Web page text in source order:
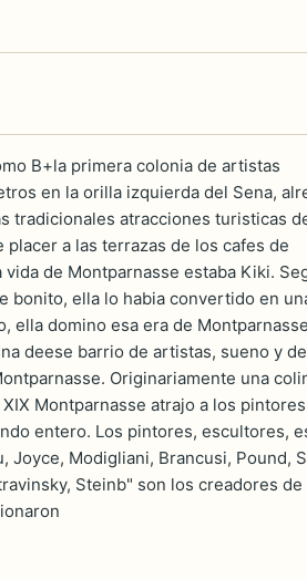
B+la primera colonia de artistas
en la orilla izquierda del Sena,
tradicionales atracciones turisticas
a las terrazas de los cafes de
de Montparnasse estaba Kiki.
bonito, ella lo habia convertido en
ella domino esa era de
deese barrio de artistas, sueno y
Originariamente una
Montparnasse atrajo a los pintores
entero. Los pintores, escultores,
Modigliani, Brancusi, Pound,
Steinb" son los creadores de